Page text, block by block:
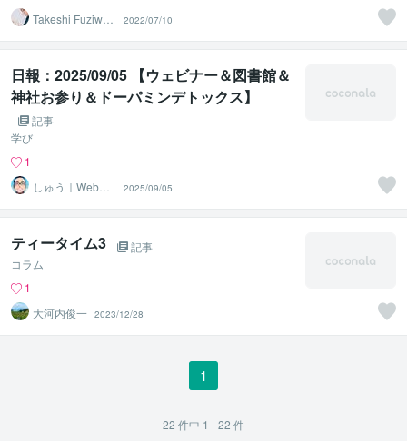
Takeshi Fuziwar
2022/07/10
日報：2025/09/05 【ウェビナー＆図書館＆
神社お参り＆ドーパミンデトックス】
記事
学び
1
しゅう｜Webコ
ーダー
2025/09/05
ティータイム3
記事
コラム
1
大河内俊一 2023/12/28
1
22 件中 1 - 22 件